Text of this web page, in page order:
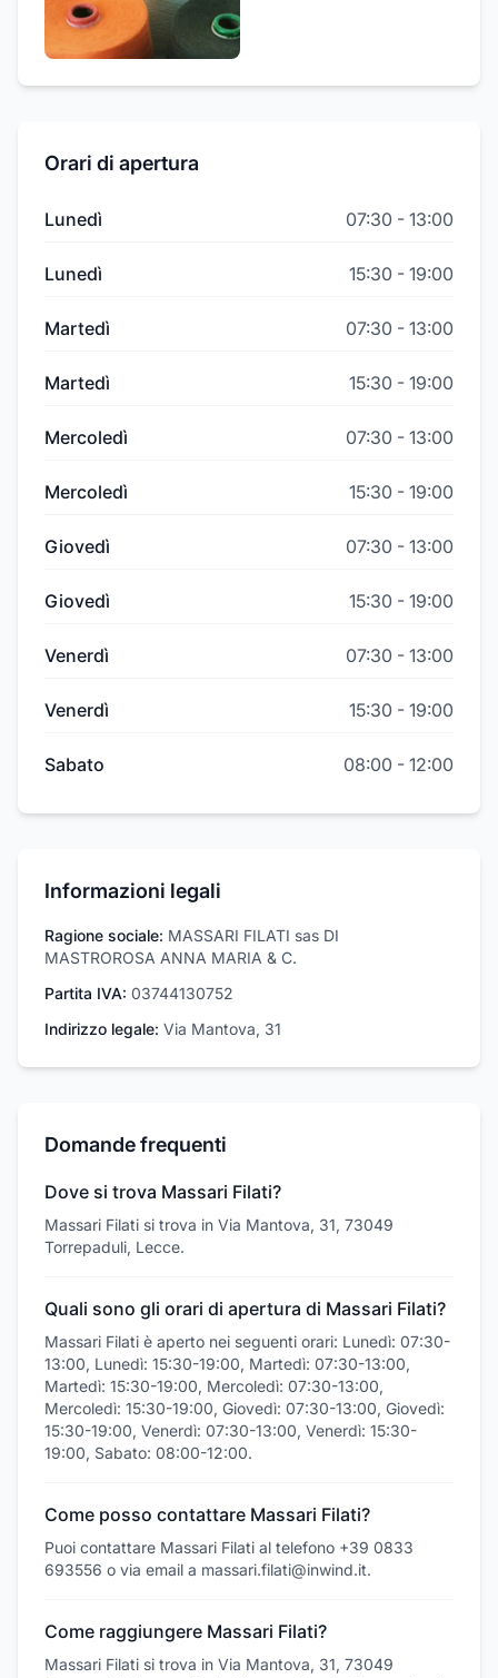
Orari di apertura
Lunedì 07:30 - 13:00
Lunedì 15:30 - 19:00
Martedì 07:30 - 13:00
Martedì 15:30 - 19:00
Mercoledì 07:30 - 13:00
Mercoledì 15:30 - 19:00
Giovedì 07:30 - 13:00
Giovedì 15:30 - 19:00
Venerdì 07:30 - 13:00
Venerdì 15:30 - 19:00
Sabato 08:00 - 12:00
Informazioni legali
Ragione sociale: MASSARI FILATI sas DI
MASTROROSA ANNA MARIA & C.
Partita IVA: 03744130752
Indirizzo legale: Via Mantova, 31
Domande frequenti
Dove si trova Massari Filati?
Massari Filati si trova in Via Mantova, 31, 73049
Torrepaduli, Lecce.
Quali sono gli orari di apertura di Massari Filati?
Massari Filati è aperto nei seguenti orari: Lunedì: 07:30-
13:00, Lunedì: 15:30-19:00, Martedì: 07:30-13:00,
Martedì: 15:30-19:00, Mercoledì: 07:30-13:00,
Mercoledì: 15:30-19:00, Giovedì: 07:30-13:00, Giovedì:
15:30-19:00, Venerdì: 07:30-13:00, Venerdì: 15:30-
19:00, Sabato: 08:00-12:00.
Come posso contattare Massari Filati?
Puoi contattare Massari Filati al telefono +39 0833
693556 o via email a massari.filati@inwind.it.
Come raggiungere Massari Filati?
Massari Filati si trova in Via Mantova, 31, 73049